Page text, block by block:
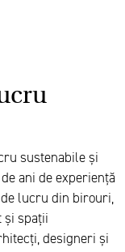
sustenabile și
ani de experiență
lucru din birouri,
și spații
designeri și